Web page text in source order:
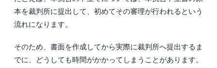
本を裁判所に提出して、初めてその審理が行われるという
流れになります。
そのため、書面を作成してから実際に裁判所へ提出するま
でに、どうしても時間がかかってしまうことがあります。